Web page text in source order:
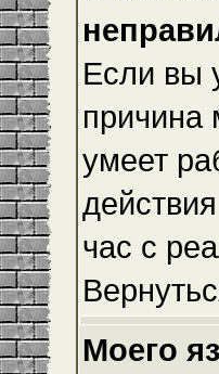
Если вы
причина
умеет
час с
Моего